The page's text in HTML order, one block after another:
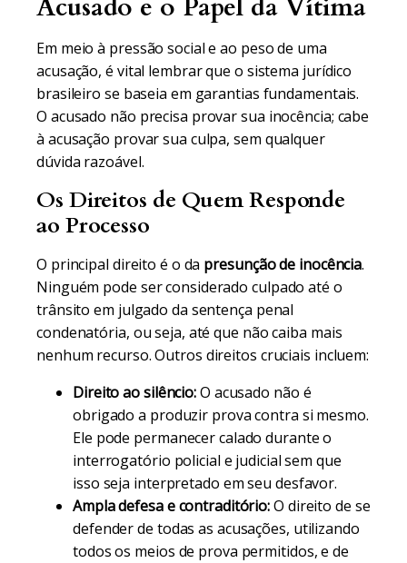
Acusado e o Papel da Vítima
Em meio à pressão social e ao peso de uma
acusação, é vital lembrar que o sistema jurídico
brasileiro se baseia em garantias fundamentais.
O acusado não precisa provar sua inocência; cabe
à acusação provar sua culpa, sem qualquer
dúvida razoável.
Os Direitos de Quem Responde
ao Processo
O principal direito é o da presunção de inocência.
Ninguém pode ser considerado culpado até o
trânsito em julgado da sentença penal
condenatória, ou seja, até que não caiba mais
nenhum recurso. Outros direitos cruciais incluem:
Direito ao silêncio:O acusado não é
obrigado a produzir prova contra si mesmo.
Ele pode permanecer calado durante o
interrogatório policial e judicial sem que
isso seja interpretado em seu desfavor.
Ampla defesa e contraditório:O direito de se
defender de todas as acusações, utilizando
todos os meios de prova permitidos, e de